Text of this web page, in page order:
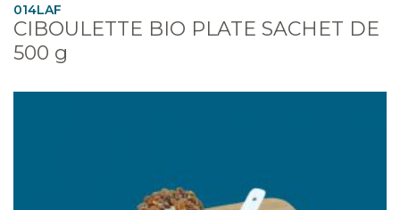
014LAF
CIBOULETTE BIO PLATE SACHET DE
500 g